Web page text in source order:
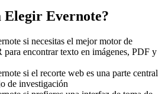
Elegir Evernote?
si necesitas el mejor motor de
para encontrar texto en imágenes, PDF y
si el recorte web es una parte central
de investigación